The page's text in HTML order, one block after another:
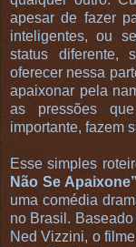
apesar de fazer
inteligentes, ou
status diferente,
oferecer nessa
apaixonar pela
as pressões
importante, fazem
Esse simples
Não Se Apaixone”
uma comédia
no Brasil.
Ned Vizzini, o